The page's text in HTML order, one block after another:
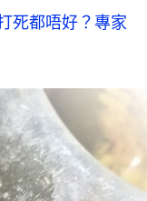
死都唔好？專家